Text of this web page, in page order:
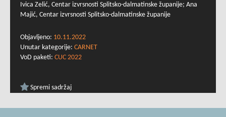
Ivica Zelić, Centar izvrsnosti Splitsko-dalmatinske županije; Ana
Majić, Centar izvrsnosti Splitsko-dalmatinske županije
Objavljeno: 10.11.2022
Unutar kategorije: CARNET
VoD paketi: CUC 2022
Spremi sadržaj